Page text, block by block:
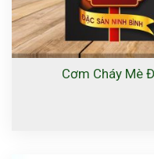
Cơm Cháy Mè